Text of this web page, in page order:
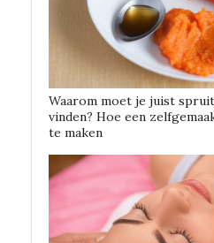
Waarom moet je juist
vinden? Hoe een
te maken